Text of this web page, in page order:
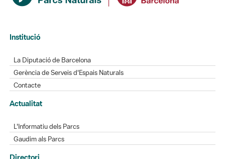
Institució
La Diputació de Barcelona
Gerència de Serveis d'Espais Naturals
Contacte
Actualitat
L'Informatiu dels Parcs
Gaudim als Parcs